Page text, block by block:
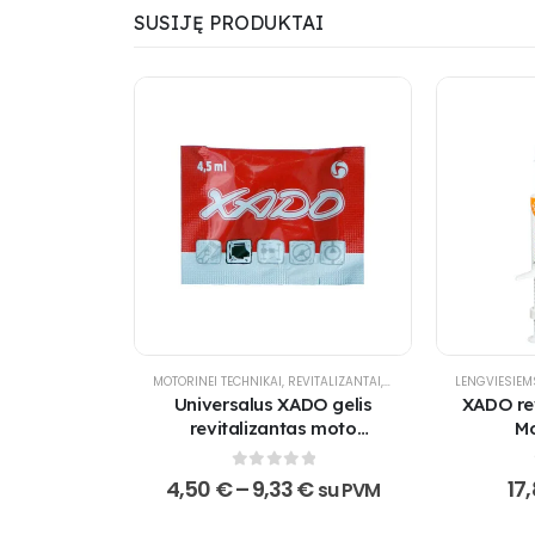
SUSIJĘ PRODUKTAI
MOTORINEI TECHNIKAI, REVITALIZANTAI, XADO PRODUKTAI,
Universalus XADO gelis
revitalizantas moto
technikai
out of 5
4,50 €–9,33€Price
su PVM
XADO